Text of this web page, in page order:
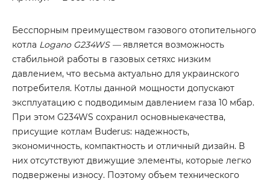
Бесспорным преимуществом газового отопительного
котла Logano G234WS —является возможность
стабильной работы в газовых сетяхс низким
давлением, что весьма актуально для украинского
потребителя. Котлы данной мощности допускают
эксплуатацию с подводимым давлением газа 10 мбар.
При этом G234WS сохранил основныекачества,
присущие котлам Buderus: надежность,
экономичность, компактность и отличный дизайн. В
них отсутствуют движущие элементы, которые легко
подвержены износу. Поэтому объем технического